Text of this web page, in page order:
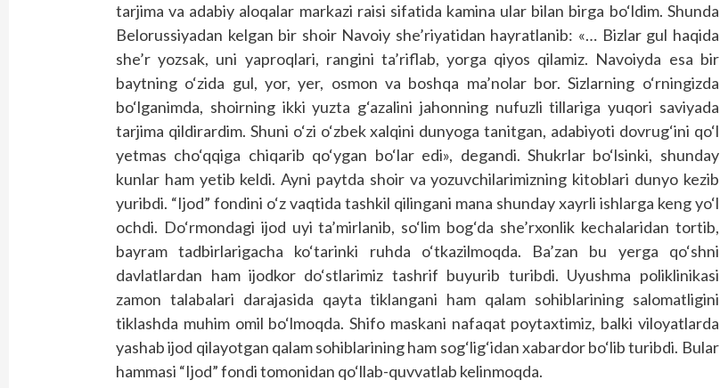
tarjima va adabiy aloqalar markazi raisi sifatida kamina ular bilan birga bo‘ldim. Shunda
Belorussiyadan kelgan bir shoir Navoiy she’riyatidan hayratlanib: «… Bizlar gul haqida
she’r yozsak, uni yaproqlari, rangini ta’riflab, yorga qiyos qilamiz. Navoiyda esa bir
baytning o‘zida gul, yor, yer, osmon va boshqa ma’nolar bor. Sizlarning o‘rningizda
bo‘lganimda, shoirning ikki yuzta g‘azalini jahonning nufuzli tillariga yuqori saviyada
tarjima qildirardim. Shuni o‘zi o‘zbek xalqini dunyoga tanitgan, adabiyoti dovrug‘ini qo‘l
yetmas cho‘qqiga chiqarib qo‘ygan bo‘lar edi», degandi. Shukrlar bo‘lsinki, shunday
kunlar ham yetib keldi. Ayni paytda shoir va yozuvchilarimizning kitoblari dunyo kezib
yuribdi. “Ijod” fondini o‘z vaqtida tashkil qilingani mana shunday xayrli ishlarga keng yo‘l
ochdi. Do‘rmondagi ijod uyi ta’mirlanib, so‘lim bog‘da she’rxonlik kechalaridan tortib,
bayram tadbirlarigacha ko‘tarinki ruhda o‘tkazilmoqda. Ba’zan bu yerga qo‘shni
davlatlardan ham ijodkor do‘stlarimiz tashrif buyurib turibdi. Uyushma poliklinikasi
zamon talabalari darajasida qayta tiklangani ham qalam sohiblarining salomatligini
tiklashda muhim omil bo‘lmoqda. Shifo maskani nafaqat poytaxtimiz, balki viloyatlarda
yashab ijod qilayotgan qalam sohiblarining ham sog‘lig‘idan xabardor bo‘lib turibdi. Bular
hammasi “Ijod” fondi tomonidan qo‘llab-quvvatlab kelinmoqda.